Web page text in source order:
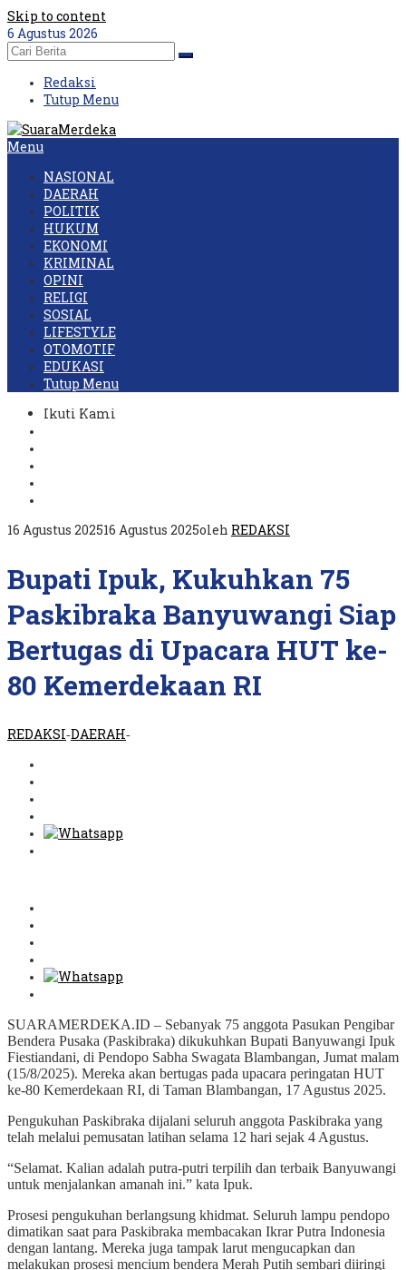
Skip to content
6 Agustus 2026
Redaksi
Tutup Menu
Menu
NASIONAL
DAERAH
POLITIK
HUKUM
EKONOMI
KRIMINAL
OPINI
RELIGI
SOSIAL
LIFESTYLE
OTOMOTIF
EDUKASI
Tutup Menu
Ikuti Kami
16 Agustus 202516 Agustus 2025oleh REDAKSI
Bupati Ipuk, Kukuhkan 75
Paskibraka Banyuwangi Siap
Bertugas di Upacara HUT ke-
80 Kemerdekaan RI
REDAKSI-DAERAH-
SUARAMERDEKA.ID – Sebanyak 75 anggota Pasukan Pengibar
Bendera Pusaka (Paskibraka) dikukuhkan Bupati Banyuwangi Ipuk
Fiestiandani, di Pendopo Sabha Swagata Blambangan, Jumat malam
(15/8/2025). Mereka akan bertugas pada upacara peringatan HUT
ke-80 Kemerdekaan RI, di Taman Blambangan, 17 Agustus 2025.
Pengukuhan Paskibraka dijalani seluruh anggota Paskibraka yang
telah melalui pemusatan latihan selama 12 hari sejak 4 Agustus.
“Selamat. Kalian adalah putra-putri terpilih dan terbaik Banyuwangi
untuk menjalankan amanah ini.” kata Ipuk.
Prosesi pengukuhan berlangsung khidmat. Seluruh lampu pendopo
dimatikan saat para Paskibraka membacakan Ikrar Putra Indonesia
dengan lantang. Mereka juga tampak larut mengucapkan dan
melakukan prosesi mencium bendera Merah Putih sembari diiringi